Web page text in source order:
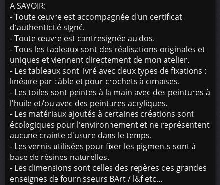
A SAVOIR:
- Toute œuvre est accompagnée d'un certificat
d'authenticité signé.
- Toute œuvre est contresignée au dos.
- Tous les tableaux sont des réalisations originales et
uniques et viennent directement de mon atelier.
- Les tableaux sont livré avec deux types de fixations :
linéaire par câble et pour crochets à cimaises.
- Les toiles sont peintes à la main avec des peintures à
l'huile et/ou avec des peintures acryliques.
- Les matériaux ajoutés à certaines créations sont
écologiques pour l'environnement et ne représentent
aucune crainte d'usure dans le temps.
- Les vernis utilisées pour fixer les pigments sont à
base de résines naturelles.
- Les dimensions sont celles des repères des grandes
enseignes de fournisseurs BArt / l&f etc…